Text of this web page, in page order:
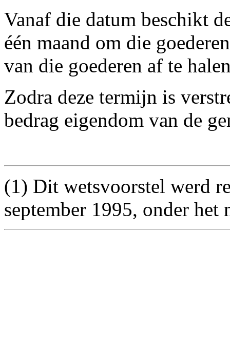
Vanaf die datum beschikt
één maand om die
van die goederen af te
Zodra deze termijn is
bedrag eigendom van de
(1) Dit wetsvoorstel werd
september 1995, onder